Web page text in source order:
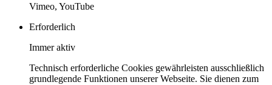
Vimeo, YouTube
Erforderlich
Immer aktiv
Technisch erforderliche Cookies gewährleisten ausschließlich
grundlegende Funktionen unserer Webseite. Sie dienen zum